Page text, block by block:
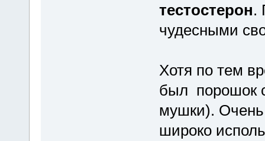
тестостерон.
чудесными
Хотя по тем
был порошок
мушки). Очень
широко